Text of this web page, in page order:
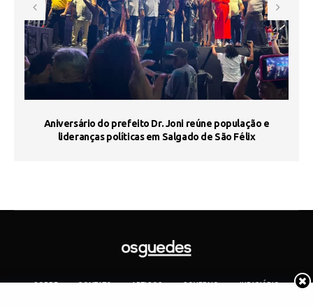
Aniversário do prefeito Dr. Joni reúne população e
lideranças políticas em Salgado de São Félix
SOBRE CONTATO ARTIGOS GOVERNO
JUDICIÁRIO